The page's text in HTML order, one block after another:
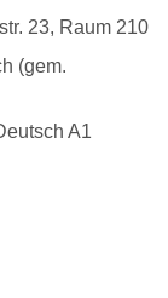
23, Raum 210
(gem.
A1